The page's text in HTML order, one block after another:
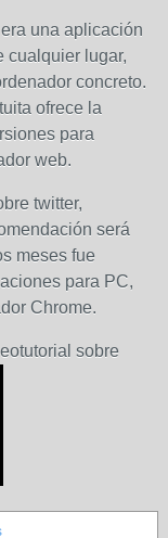
una aplicación
cualquier lugar,
concreto.
ofrece la
para
web.
twitter,
será
meses fue
para PC,
Chrome.
sobre